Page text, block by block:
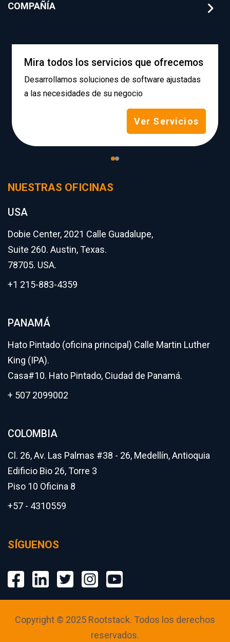
COMPAÑÍA
Mira todos los servicios que ofrecemos
Desarrollamos soluciones de software ajustadas
a las necesidades de su negocio
Ver Servicios
NUESTRAS OFICINAS
USA
Dobie Center, 2021 Calle Guadalupe,
Suite 260. Austin, Texas.
78705. USA.
+1 215-883-4359
PANAMÁ
Hato Pintado (oficina principal) Calle Martin Luther
King (IPA).
Casa#10. Hato Pintado, Ciudad de Panamá.
+ 507 2099002
COLOMBIA
Cl. 26, Av. Las Palmas #38 - 26, Medellín, Antioquia
Edificio Bio 26, Torre 3
Piso 10 Oficina 8
+57 - 4310559
SÍGUENOS
Copyright © 2025 Rootstack. Todos los derechos
reservados.